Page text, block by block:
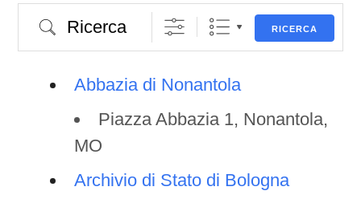
Ricerca RICERCA
Abbazia di Nonantola
Piazza Abbazia 1, Nonantola,
MO
Archivio di Stato di Bologna